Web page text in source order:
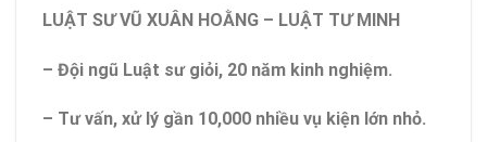
LUẬT SƯ VŨ XUÂN HOẰNG – LUẬT TƯ MINH
– Đội ngũ Luật sư giỏi, 20 năm kinh nghiệm.
– Tư vấn, xử lý gần 10,000 nhiều vụ kiện lớn nhỏ.